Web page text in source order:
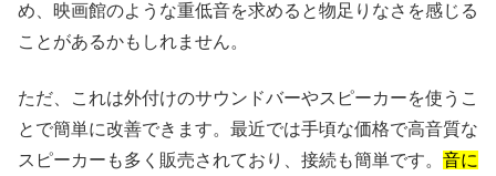
め、映画館のような重低音を求めると物足りなさを感じる
ことがあるかもしれません。
ただ、これは外付けのサウンドバーやスピーカーを使うこ
とで簡単に改善できます。最近では手頃な価格で高音質な
スピーカーも多く販売されており、接続も簡単です。 音に